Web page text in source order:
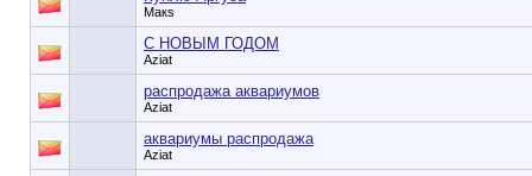
Макs
С НОВЫМ ГОДОМ
Aziat
распродажа аквариумов
Aziat
аквариумы распродажа
Aziat